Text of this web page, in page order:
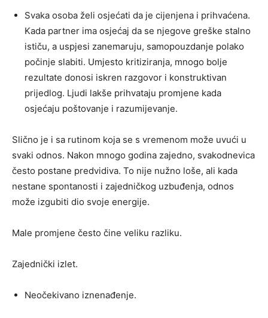
Svaka osoba želi osjećati da je cijenjena i prihvaćena.
Kada partner ima osjećaj da se njegove greške stalno
ističu, a uspjesi zanemaruju, samopouzdanje polako
počinje slabiti. Umjesto kritiziranja, mnogo bolje
rezultate donosi iskren razgovor i konstruktivan
prijedlog. Ljudi lakše prihvataju promjene kada
osjećaju poštovanje i razumijevanje.
Slično je i sa rutinom koja se s vremenom može uvući u
svaki odnos. Nakon mnogo godina zajedno, svakodnevica
često postane predvidiva. To nije nužno loše, ali kada
nestane spontanosti i zajedničkog uzbuđenja, odnos
može izgubiti dio svoje energije.
Male promjene često čine veliku razliku.
Zajednički izlet.
Neočekivano iznenađenje.